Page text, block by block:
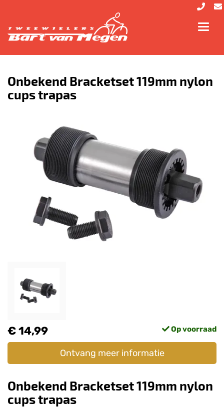
Onbekend Bracketset 119mm nylon
cups trapas
€ 14,99 Op voorraad
Ontvang meer informatie
Onbekend Bracketset 119mm nylon
cups trapas